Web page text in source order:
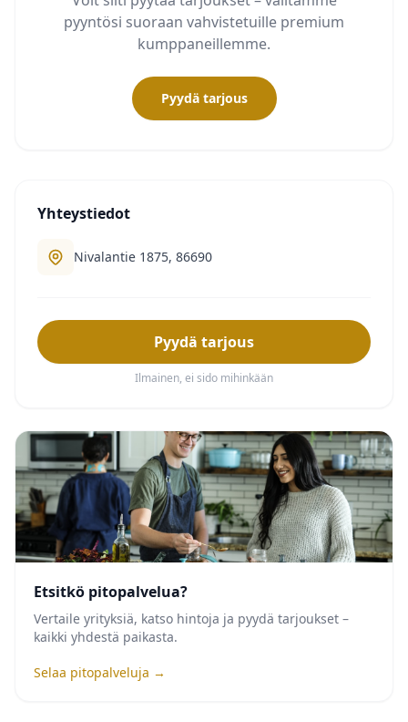
pyyntösi suoraan vahvistetuille premium
kumppaneillemme.
Pyydä tarjous
Yhteystiedot
Nivalantie 1875, 86690
Pyydä tarjous
Ilmainen, ei sido mihinkään
Etsitkö pitopalvelua?
Vertaile yrityksiä, katso hintoja ja pyydä tarjoukset –
kaikki yhdestä paikasta.
Selaa pitopalveluja →